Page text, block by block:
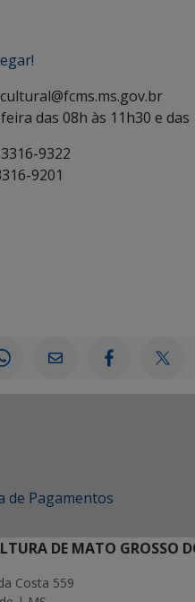
das 08h às 11h30 e das
9322
9201
de Pagamentos
DE MATO GROSSO
Costa 559